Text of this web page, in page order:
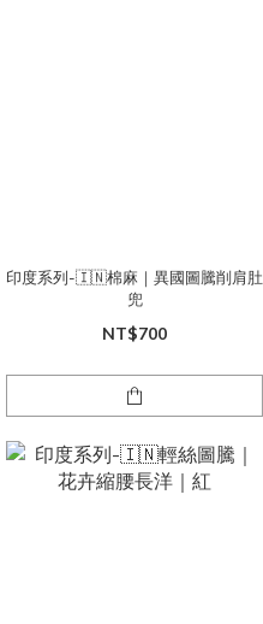
印度系列-🇮🇳棉麻｜異國圖騰削肩肚
兜
NT$700